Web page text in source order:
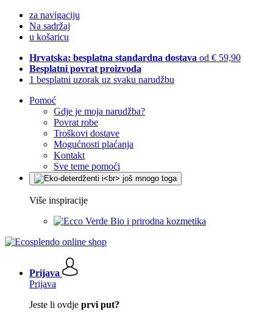
za navigaciju
Na sadržaj
u košaricu
Hrvatska: besplatna standardna dostava od € 59,90
Besplatni povrat proizvoda
1 besplatni uzorak uz svaku narudžbu
Pomoć
Gdje je moja narudžba?
Povrat robe
Troškovi dostave
Mogućnosti plaćanja
Kontakt
Sve teme pomoći
Više inspiracije
Bio i prirodna kozmetika
Prijava
Prijava
Jeste li ovdje prvi put?